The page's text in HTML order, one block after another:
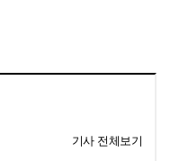
기사 전체보기